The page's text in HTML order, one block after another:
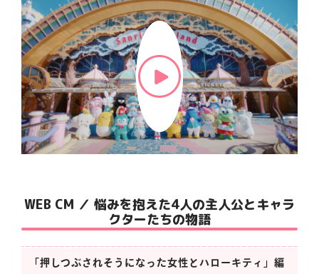
公式SNS／アプリ
コラボレーション
イベント
マイページ
WEB CM ／ 悩みを抱えた4人の主人公とキャラ
クターたちの物語
「押しつぶされそうになった女性とハローキティ」編